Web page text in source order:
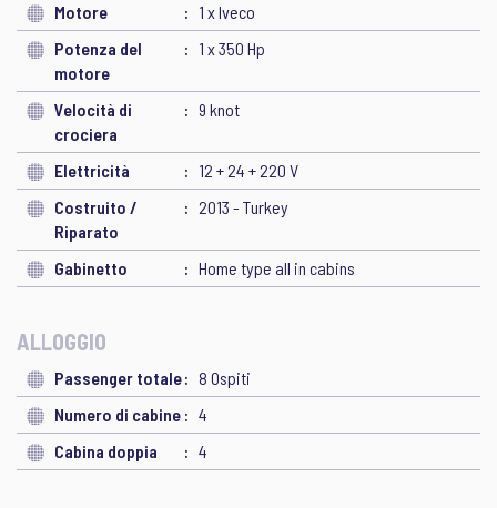
Motore
1 x Iveco
Potenza del
motore
1 x 350 Hp
Velocità di
crociera
9 knot
Elettricità
12 + 24 + 220 V
Costruito /
Riparato
2013 - Turkey
Gabinetto Home type all in cabins
ALLOGGIO
Passenger totale
8 Ospiti
Numero di cabine
4
Cabina doppia
4